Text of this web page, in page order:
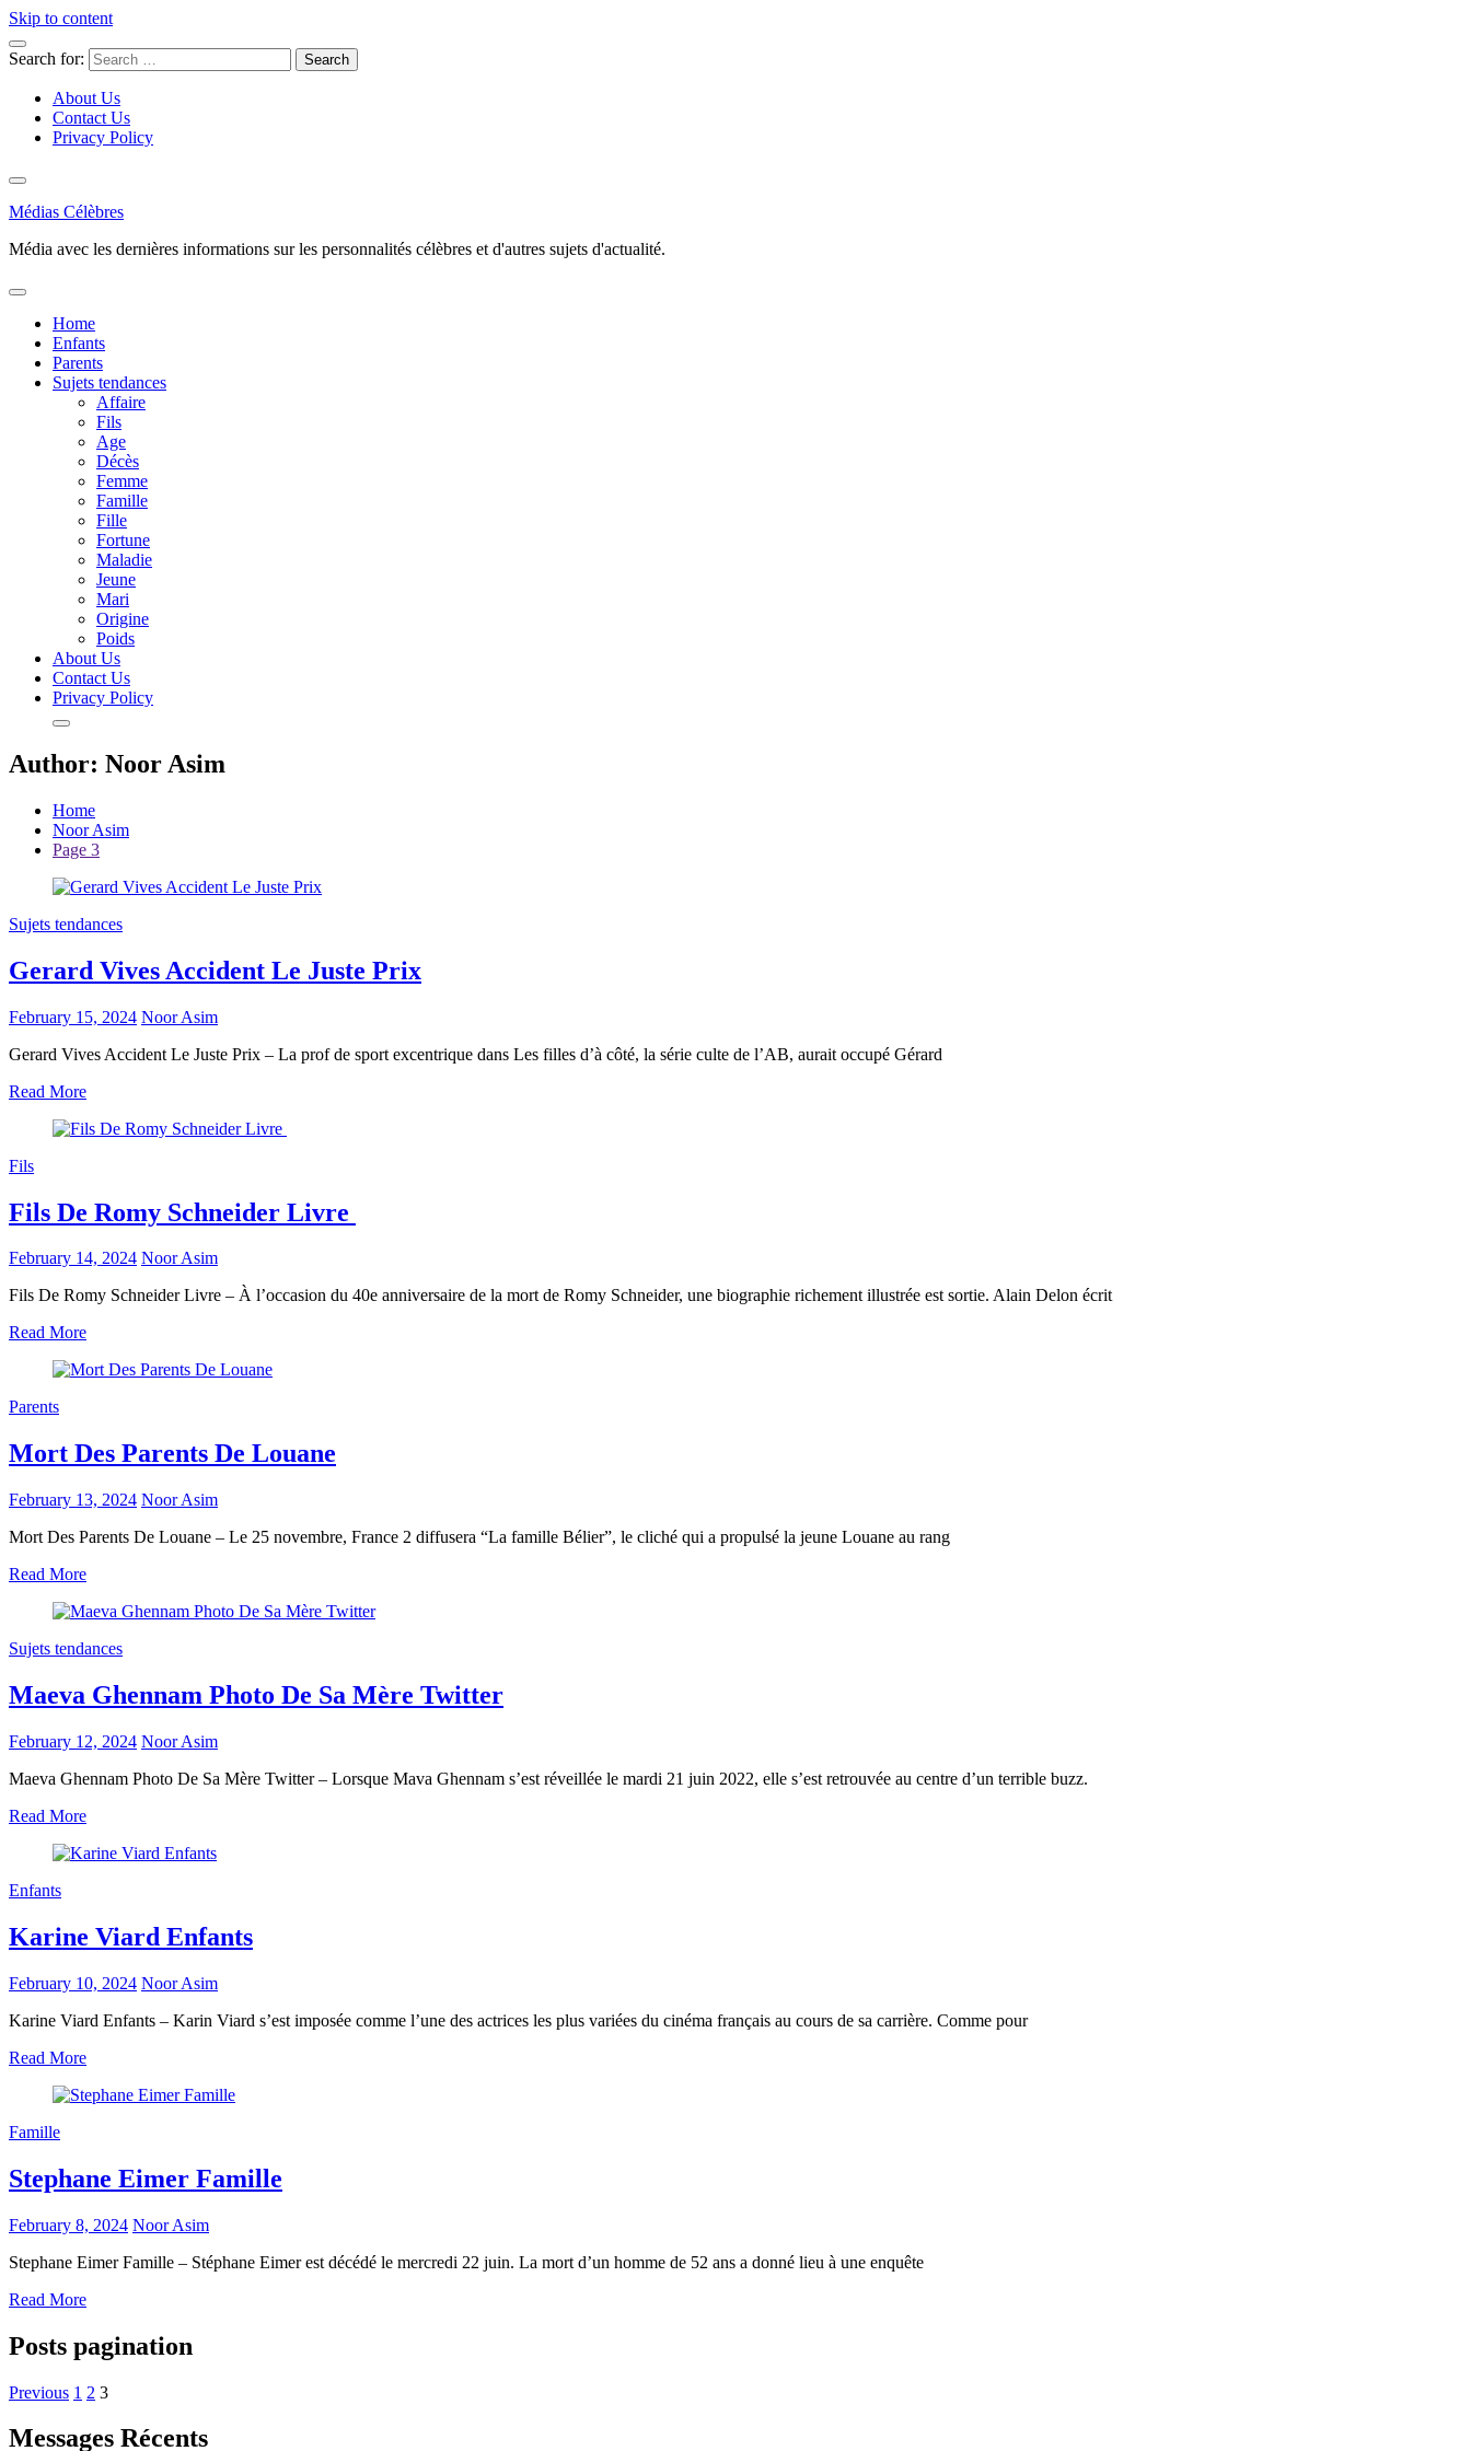
Skip to content
Search for:
About Us
Contact Us
Privacy Policy
Médias Célèbres
Média avec les dernières informations sur les personnalités célèbres et d'autres sujets d'actualité.
Home
Enfants
Parents
Sujets tendances
Affaire
Fils
Age
Décès
Femme
Famille
Fille
Fortune
Maladie
Jeune
Mari
Origine
Poids
About Us
Contact Us
Privacy Policy
Author: Noor Asim
Home
Noor Asim
Page 3
Sujets tendances
Gerard Vives Accident Le Juste Prix
February 15, 2024 Noor Asim
Gerard Vives Accident Le Juste Prix – La prof de sport excentrique dans Les filles d’à côté, la série culte de l’AB, aurait occupé Gérard
Read More
Fils
Fils De Romy Schneider Livre
February 14, 2024 Noor Asim
Fils De Romy Schneider Livre – À l’occasion du 40e anniversaire de la mort de Romy Schneider, une biographie richement illustrée est sortie. Alain Delon écrit
Read More
Parents
Mort Des Parents De Louane
February 13, 2024 Noor Asim
Mort Des Parents De Louane – Le 25 novembre, France 2 diffusera “La famille Bélier”, le cliché qui a propulsé la jeune Louane au rang
Read More
Sujets tendances
Maeva Ghennam Photo De Sa Mère Twitter
February 12, 2024 Noor Asim
Maeva Ghennam Photo De Sa Mère Twitter – Lorsque Mava Ghennam s’est réveillée le mardi 21 juin 2022, elle s’est retrouvée au centre d’un terrible buzz.
Read More
Enfants
Karine Viard Enfants
February 10, 2024 Noor Asim
Karine Viard Enfants – Karin Viard s’est imposée comme l’une des actrices les plus variées du cinéma français au cours de sa carrière. Comme pour
Read More
Famille
Stephane Eimer Famille
February 8, 2024 Noor Asim
Stephane Eimer Famille – Stéphane Eimer est décédé le mercredi 22 juin. La mort d’un homme de 52 ans a donné lieu à une enquête
Read More
Posts pagination
Previous 1 2 3
Messages Récents